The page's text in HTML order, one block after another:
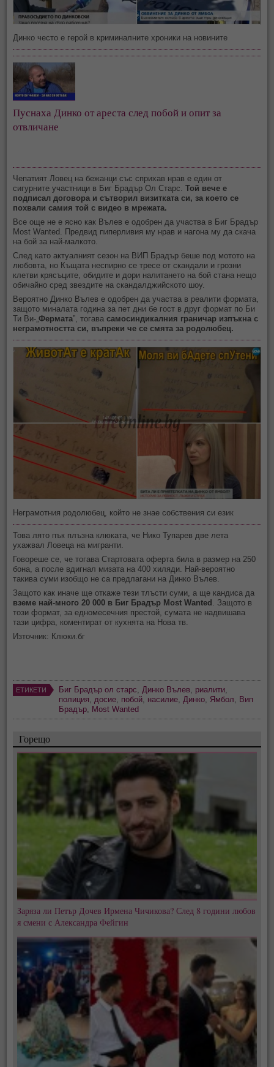
Динко често е герой в криминалните хроники на новините
Пуснаха Динко от ареста след побой и опит за
отвличане
Чепатият Ловец на бежанци със сприхав нрав е един от
сигурните участници в Биг Брадър Ол Старс.Той вече е
подписал договора и сътворил визитката си, за което се
похвали самия той с видео в мрежата.
Все още не е ясно как Вълев е одобрен да участва в Биг Брадър
Most Wanted. Предвид пиперливия му нрав и нагона му да скача
на бой за най-малкото.
След като актуалният сезон на ВИП Брадър беше под мотото на
любовта, но Къщата неспирно се тресе от скандали и грозни
клетви крясъците, обидите и дори налитането на бой стана нещо
обичайно сред звездите на скандалджийското шоу.
Вероятно Динко Вълев е одобрен да участва в реалити формата,
защото миналата година за пет дни бе гост в друг формат по Би
Ти Ви-„Фермата”, тогавасамосиндикалния граничар изпъкна с
неграмотността си, въпреки че се смята за родолюбец.
Неграмотния родолюбец, който не знае собствения си език
Това лято пък плъзна клюката, че Нико Тупарев две лета
ухажвал Ловеца на мигранти.
Говореше се, че тогава Стартовата оферта била в размер на 250
бона, а после вдигнал мизата на 400 хиляди. Най-вероятно
такива суми изобщо не са предлагани на Динко Вълев.
Защото как иначе ще откаже тези тлъсти суми, а ще кандиса да
вземе най-много 20 000 в Биг Брадър Most Wanted . Защото в
този формат, за едномесечния престой, сумата не надвишава
тази цифра, коментират от кухнята на Нова тв.
Източник: Клюки.бг
ЕТИКЕТИ Биг Брадър ол старс,Динко Вълев, риалити,
полиция,досие, побой, насилие,Динко, Ямбол, Вип
Брадър, Most Wanted
Горещо
Заряза ли Петър Дочев Ирмена Чичикова? След 8 години любов
я смени с Александра Фейгин